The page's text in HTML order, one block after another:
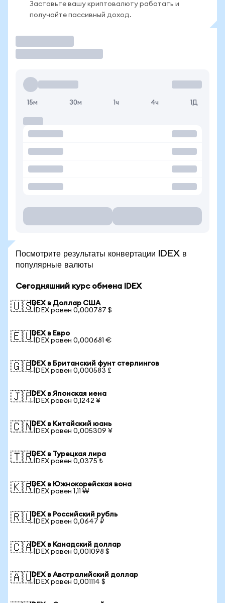
Заставьте вашу криптовалюту работать и
получайте пассивный доход.
15м 30м 1ч 4ч 1Д
Посмотрите результаты конвертации IDEX в
популярные валюты
Сегодняшний курс обмена IDEX
🇺🇸IDEX в Доллар США
1 IDEX равен 0,000787 $
🇪🇺IDEX в Евро
1 IDEX равен 0,000681 €
🇬🇧IDEX в Британский фунт стерлингов
1 IDEX равен 0,000583 £
🇯🇵IDEX в Японская иена
1 IDEX равен 0,1242 ¥
🇨🇳IDEX в Китайский юань
1 IDEX равен 0,005309 ¥
🇹🇷IDEX в Турецкая лира
1 IDEX равен 0,0375 ₺
🇰🇷IDEX в Южнокорейская вона
1 IDEX равен 1,11 ₩
🇷🇺IDEX в Российский рубль
1 IDEX равен 0,0647 ₽
🇨🇦IDEX в Канадский доллар
1 IDEX равен 0,001098 $
🇦🇺IDEX в Австралийский доллар
1 IDEX равен 0,001114 $